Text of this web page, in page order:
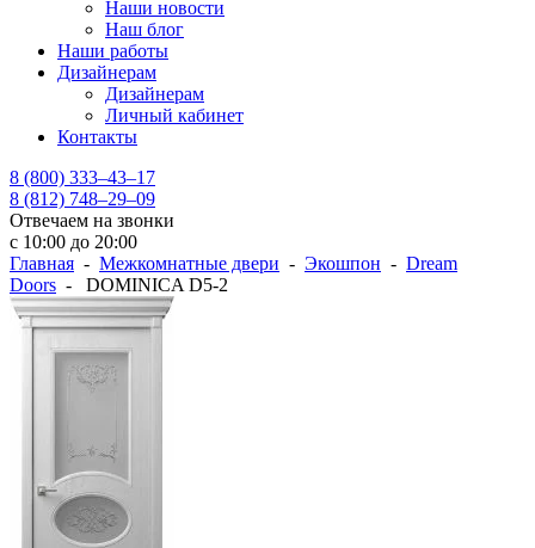
Наши новости
Наш блог
Наши работы
Дизайнерам
Дизайнерам
Личный кабинет
Контакты
8 (800) 333–43–17
8 (812) 748–29–09
Отвечаем на звонки
с 10:00 до 20:00
Главная - Межкомнатные двери - Экошпон - Dream
Doors - DOMINICA D5-2